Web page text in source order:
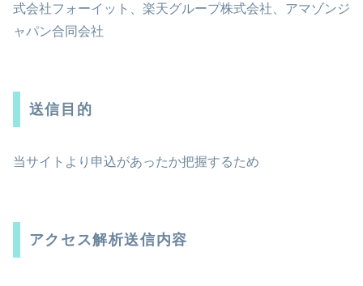
式会社フォーイット、楽天グループ株式会社、アマゾンジ
ャパン合同会社
送信目的
当サイトより申込があったか把握するため
アクセス解析送信内容